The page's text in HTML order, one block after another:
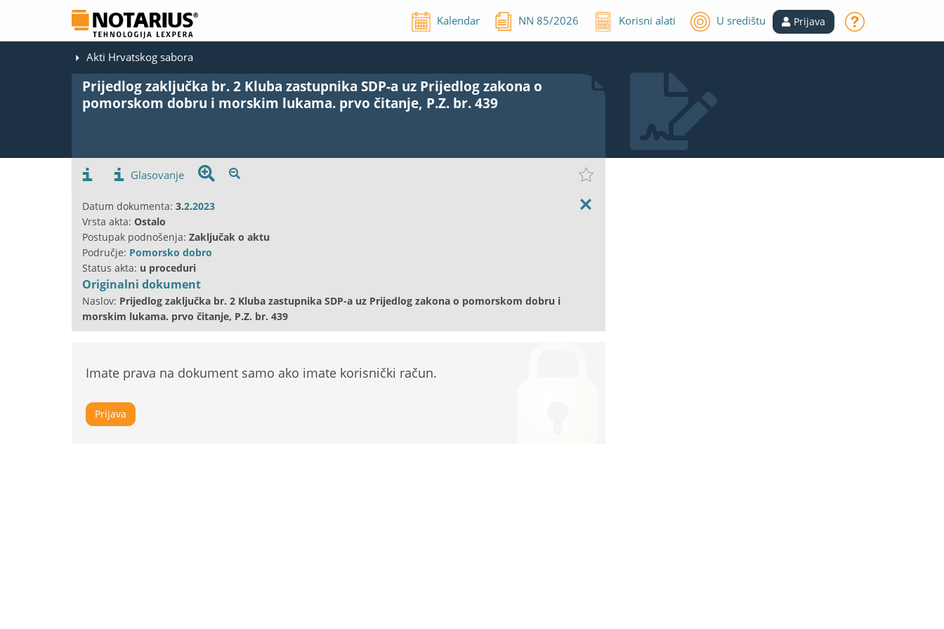
Kalendar NN85/2026 Korisni alati U središtu Prijava
Akti Hrvatskog sabora
Prijedlog zaključka br. 2 Kluba zastupnika SDP-a uz Prijedlog zakona o
pomorskom dobru i morskim lukama. prvo čitanje, P.Z. br. 439
Glasovanje
Datum dokumenta: 3.2.2023
Vrsta akta: Ostalo
Postupak podnošenja: Zaključak o aktu
Područje: Pomorsko dobro
Status akta: u proceduri
Originalni dokument
Naslov: Prijedlog zaključka br. 2 Kluba zastupnika SDP-a uz Prijedlog zakona o pomorskom dobru i
morskim lukama. prvo čitanje, P.Z. br. 439
Imate prava na dokument samo ako imate korisnički račun.
Prijava